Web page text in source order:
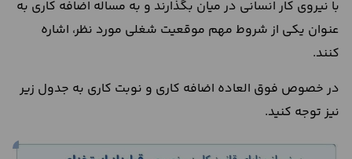
با نیروی کار انسانی در میان بگذارند و به مساله اضافه کاری به
عنوان یکی از شروط مهم موقعیت شغلی مورد نظر، اشاره
کنند.
در خصوص فوق العاده اضافه کاری و نوبت کاری به جدول زیر
نیز توجه کنید.